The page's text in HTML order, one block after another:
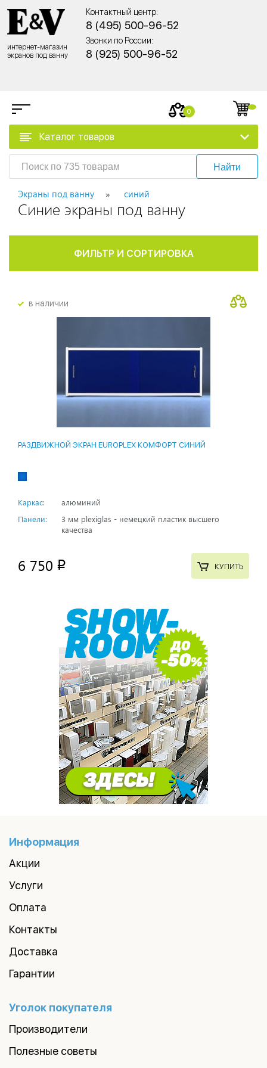
интернет-магазин
экранов под ванну
Контактный центр:
8 (495) 500-96-52
Звонки по России:
8 (925) 500-96-52
0
Каталог товаров
Найти
Экраны под ванну синий
Синие экраны под ванну
ФИЛЬТР И СОРТИРОВКА
в наличии
РАЗДВИЖНОЙ ЭКРАН EUROPLEX КОМФОРТ СИНИЙ
Каркас:
алюминий
Панели:
3 мм plexiglas - немецкий пластик высшего
качества
6 750 p КУПИТЬ
Информация
Акции
Услуги
Оплата
Контакты
Доставка
Гарантии
Уголок покупателя
Производители
Полезные советы